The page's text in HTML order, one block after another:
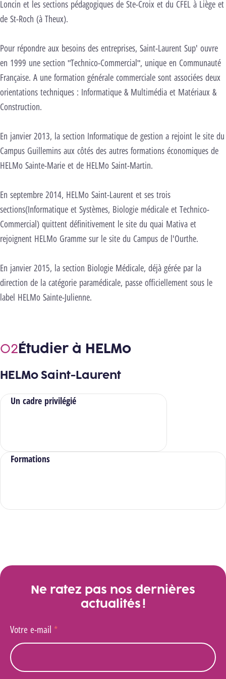
Loncin et les sections pédagogiques de Ste-Croix et du CFEL à Liège et
de St-Roch (à Theux).
Pour répondre aux besoins des entreprises, Saint-Laurent Sup' ouvre
en 1999 une section "Technico-Commercial", unique en Communauté
Française. A une formation générale commerciale sont associées deux
orientations techniques : Informatique & Multimédia et Matériaux &
Construction.
En janvier 2013, la section Informatique de gestion a rejoint le site du
Campus Guillemins aux côtés des autres formations économiques de
HELMo Sainte-Marie et de HELMo Saint-Martin.
En septembre 2014, HELMo Saint-Laurent et ses trois
sections(Informatique et Systèmes, Biologie médicale et Technico-
Commercial) quittent définitivement le site du quai Mativa et
rejoignent HELMo Gramme sur le site du Campus de l'Ourthe.
En janvier 2015, la section Biologie Médicale, déjà gérée par la
direction de la catégorie paramédicale, passe officiellement sous le
label HELMo Sainte-Julienne.
Étudier à HELMo
HELMo Saint-Laurent
Un cadre privilégié
Formations
Ne ratez pas nos dernières
actualités !
Votre e-mail *